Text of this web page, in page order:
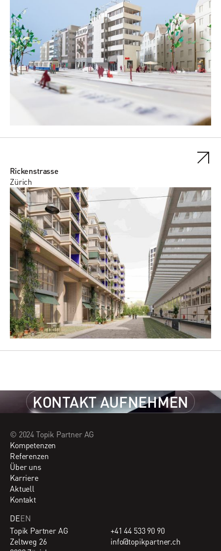
Rickenstrasse
Zürich
KONTAKT AUFNEHMEN
© 2024 Topik Partner AG
Kompetenzen
Referenzen
Über uns
Karriere
Aktuell
Kontakt
DEEN
Topik Partner AG
Zeltweg 26
+41 44 533 90 90
info@topikpartner.ch